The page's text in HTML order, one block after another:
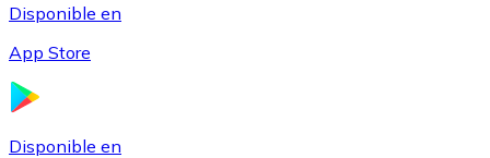
Disponible en
App Store
Disponible en